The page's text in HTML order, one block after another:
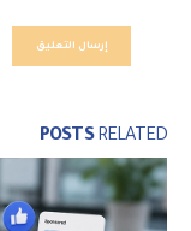
RELATED
POSTS